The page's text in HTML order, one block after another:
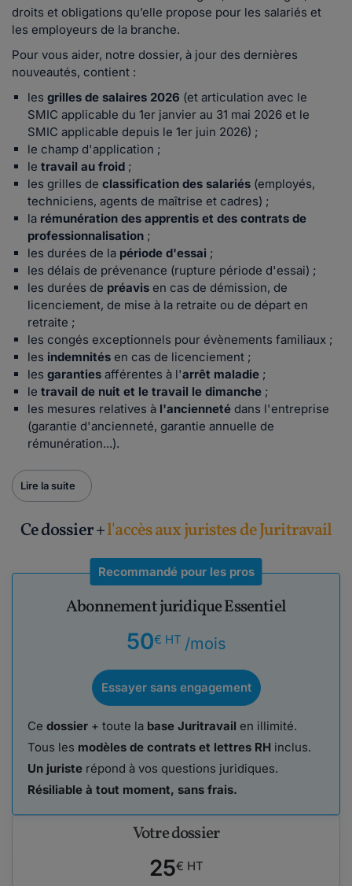
droits et obligations qu’elle propose pour les salariés et
les employeurs de la branche.
Pour vous aider, notre dossier, à jour des dernières
nouveautés, contient :
les grilles de salaires 2026 (et articulation avec le
SMIC applicable du 1er janvier au 31 mai 2026 et le
SMIC applicable depuis le 1er juin 2026) ;
le champ d'application ;
le travail au froid ;
les grilles de classification des salariés (employés,
techniciens, agents de maîtrise et cadres) ;
la rémunération des apprentis et des contrats de
professionnalisation ;
les durées de la période d'essai ;
les délais de prévenance (rupture période d'essai) ;
les durées de préavis en cas de démission, de
licenciement, de mise à la retraite ou de départ en
retraite ;
les congés exceptionnels pour évènements familiaux ;
les indemnités en cas de licenciement ;
les garanties afférentes à l'arrêt maladie ;
le travail de nuit et le travail le dimanche ;
les mesures relatives à l'ancienneté dans l'entreprise
(garantie d'ancienneté, garantie annuelle de
rémunération...).
Lire la suite
Ce dossier +l'accès aux juristes de Juritravail
Votre dossier
25€ HT
Recommandé pour les pros
Abonnement juridique Essentiel
50€ HT /mois
Essayer sans engagement
Ce dossier + toute la base Juritravail en illimité.
Tous les modèles de contrats et lettres RH inclus.
Un juriste répond à vos questions juridiques.
Résiliable à tout moment, sans frais.